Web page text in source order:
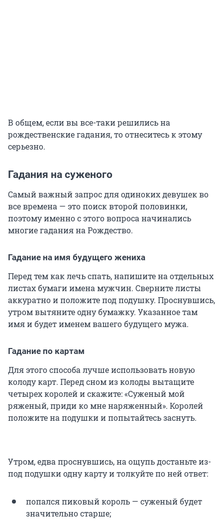
В общем, если вы все-таки решились на
рождественские гадания, то отнеситесь к этому
серьезно.
Гадания на суженого
Самый важный запрос для одиноких девушек во
все времена — это поиск второй половинки,
поэтому именно с этого вопроса начинались
многие гадания на Рождество.
Гадание на имя будущего жениха
Перед тем как лечь спать, напишите на отдельных
листах бумаги имена мужчин. Сверните листы
аккуратно и положите под подушку. Проснувшись,
утром вытяните одну бумажку. Указанное там
имя и будет именем вашего будущего мужа.
Гадание по картам
Для этого способа лучше использовать новую
колоду карт. Перед сном из колоды вытащите
четырех королей и скажите: «Суженый мой
ряженый, приди ко мне наряженный». Королей
положите на подушки и попытайтесь заснуть.
Утром, едва проснувшись, на ощупь достаньте из-
под подушки одну карту и толкуйте по ней ответ:
попался пиковый король — суженый будет
значительно старше;